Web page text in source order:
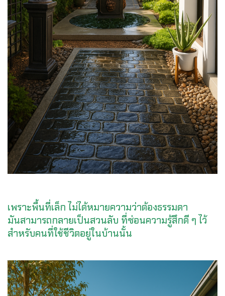
เพราะพื้นที่เล็ก ไม่ได้หมายความว่าต้องธรรมดา
มันสามารถกลายเป็นสวนลับ ที่ซ่อนความรู้สึกดี ๆ ไว้
สำหรับคนที่ใช้ชีวิตอยู่ในบ้านนั้น